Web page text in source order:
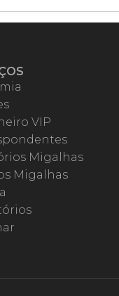
VIP
Migalhas
Migalhas